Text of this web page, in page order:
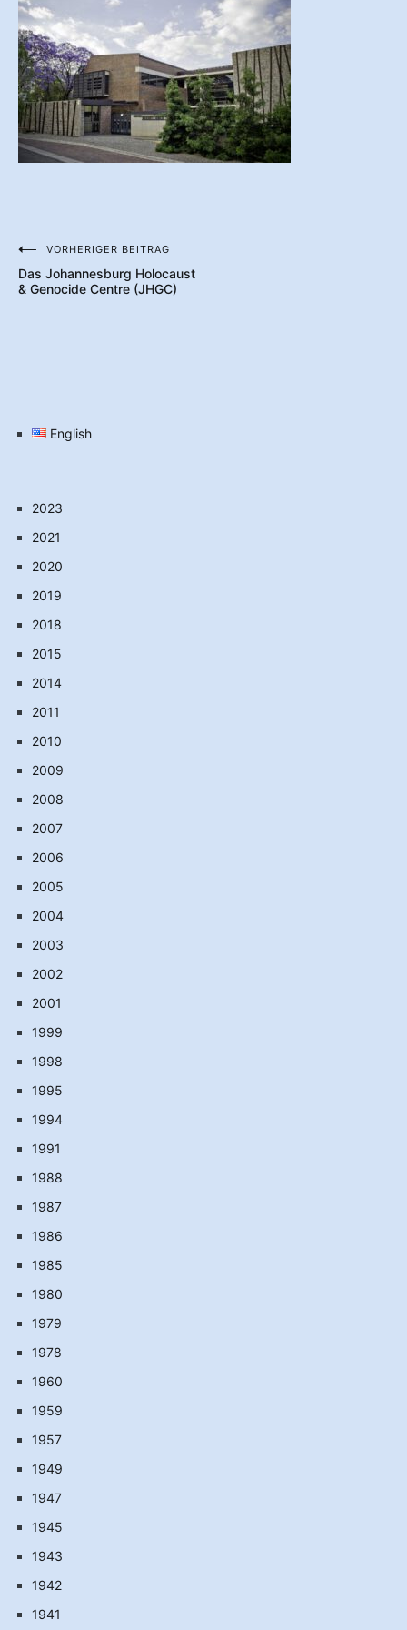
Beitragsnavigation
VORHERIGER BEITRAG
Das Johannesburg Holocaust
& Genocide Centre (JHGC)
English
2023
2021
2020
2019
2018
2015
2014
2011
2010
2009
2008
2007
2006
2005
2004
2003
2002
2001
1999
1998
1995
1994
1991
1988
1987
1986
1985
1980
1979
1978
1960
1959
1957
1949
1947
1945
1943
1942
1941